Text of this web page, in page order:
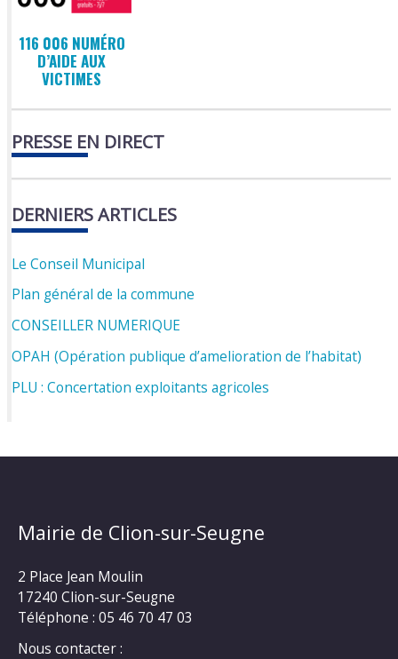
116 006 NUMÉRO
D’AIDE AUX
VICTIMES
PRESSE EN DIRECT
DERNIERS ARTICLES
Le Conseil Municipal
Plan général de la commune
CONSEILLER NUMERIQUE
OPAH (Opération publique d’amelioration de l’habitat)
PLU : Concertation exploitants agricoles
Mairie de Clion-sur-Seugne
2 Place Jean Moulin
17240 Clion-sur-Seugne
Téléphone : 05 46 70 47 03
Nous contacter :